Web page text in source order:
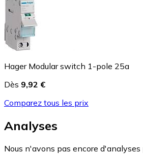
Hager Modular switch 1-pole 25a
Dès 9,92 €
Comparez tous les prix
Analyses
Nous n'avons pas encore d'analyses